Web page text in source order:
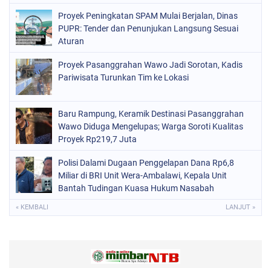
Proyek Peningkatan SPAM Mulai Berjalan, Dinas
PUPR: Tender dan Penunjukan Langsung Sesuai
Aturan
Proyek Pasanggrahan Wawo Jadi Sorotan, Kadis
Pariwisata Turunkan Tim ke Lokasi
Baru Rampung, Keramik Destinasi Pasanggrahan
Wawo Diduga Mengelupas; Warga Soroti Kualitas
Proyek Rp219,7 Juta
Polisi Dalami Dugaan Penggelapan Dana Rp6,8
Miliar di BRI Unit Wera-Ambalawi, Kepala Unit
Bantah Tudingan Kuasa Hukum Nasabah
« KEMBALI LANJUT »